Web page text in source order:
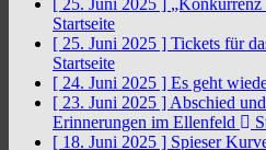
[ 25. Juni 2025 ] „Konkurrenz
Startseite
[ 25. Juni 2025 ] Tickets für
Startseite
[ 24. Juni 2025 ] Es geht
[ 23. Juni 2025 ] Abschied
Erinnerungen im Ellenfeld
[ 18. Juni 2025 ] Spieser